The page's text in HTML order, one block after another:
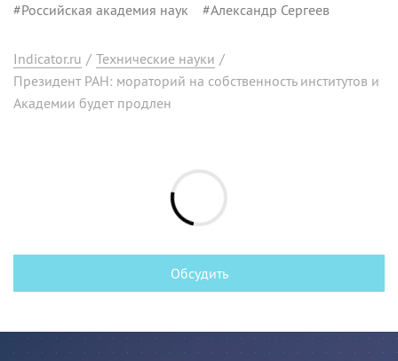
#Российская академия наук #Александр Сергеев
Indicator.ru / Технические науки /
Президент РАН: мораторий на собственность институтов и
Академии будет продлен
Обсудить